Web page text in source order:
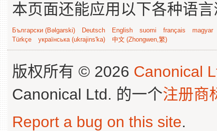
本页面还能应用以下各种语
Български (Bəlgarski) Deutsch English suomi français
magyar
Türkçe
українська (ukrajins'ka) 中文 (Zhongwen,繁)
版权所有 © 2026 Canonical
Canonical Ltd. 的一个注册商
Report a bug on this site.